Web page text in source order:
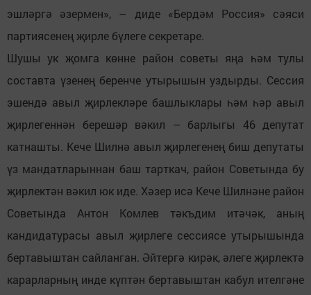
эшләргә әзермен», – диде «Бердәм Россия» сәяси
партиясенең җирле бүлеге секретаре.
Шушы ук җомга көнне район советы яңа һәм тулы
составта үзенең беренче утырышын уздырды. Сессия
эшендә авыл җирлекләре башлыклары һәм һәр авыл
җирлегеннән берешәр вәкил – барлыгы 46 депутат
катнашты. Кече Шилнә авыл җирлегенең биш депутаты
үз мандатларыннан баш тарткач, район Советында бу
җирлектән вәкил юк иде. Хәзер исә Кече Шилнәне район
Советында Антон Комлев тәкъдим итәчәк, аның
кандидатурасы авыл җирлеге сессиясе утырышында
бертавыштан сайланган. Әйтергә кирәк, әлеге җирлектә
карарларның инде күптән бертавыштан кабул ителгәне